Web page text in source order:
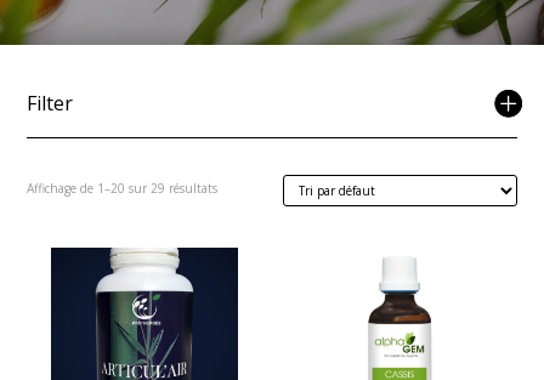
Filter
Affichage de 1–20 sur 29 résultats